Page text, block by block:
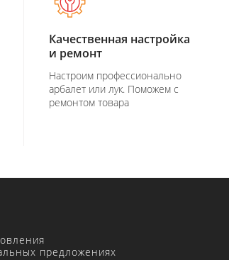
Качественная настройка
и ремонт
Настроим профессионально
арбалет или лук. Поможем с
ремонтом товара
предложениях